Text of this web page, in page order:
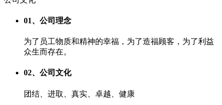
01、公司理念
为了员工物质和精神的幸福，为了造福顾客，为了利益
众生而存在。
02、公司文化
团结、进取、真实、卓越、健康